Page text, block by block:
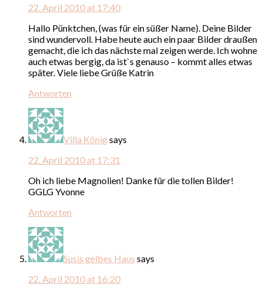
22. April 2010 at 17:40
Hallo Pünktchen, (was für ein süßer Name). Deine Bilder
sind wundervoll. Habe heute auch ein paar Bilder draußen
gemacht, die ich das nächste mal zeigen werde. Ich wohne
auch etwas bergig, da ist`s genauso – kommt alles etwas
später. Viele liebe Grüße Katrin
Antworten
Villa Königsays
22. April 2010 at 17:31
Oh ich liebe Magnolien! Danke für die tollen Bilder!
GGLG Yvonne
Antworten
Susis gelbes Haus says
22. April 2010 at 16:20